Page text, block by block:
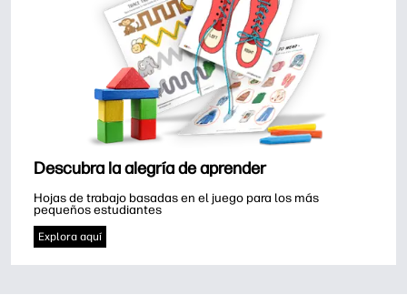
Descubra la alegría de aprender
Hojas de trabajo basadas en el juego para los más
pequeños estudiantes
Explora aquí